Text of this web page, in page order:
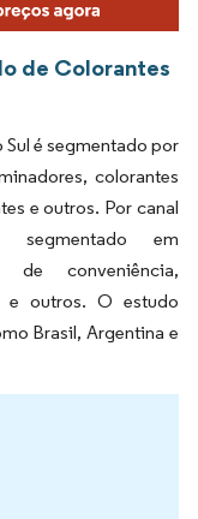
de Colorantes
é segmentado por
colorantes
e outros. Por canal
em
de conveniência,
e outros. O estudo
Brasil, Argentina e